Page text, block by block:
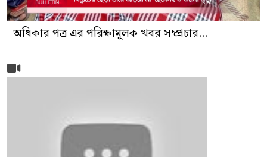
অধিকার পত্র এর পরিক্ষামূলক খবর সম্প্রচার...